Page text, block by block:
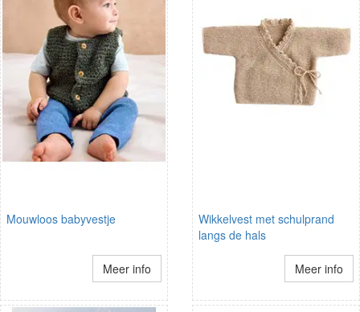
Mouwloos babyvestje
Meer info
Wikkelvest met schulprand
langs de hals
Meer info